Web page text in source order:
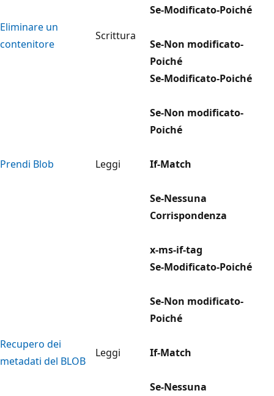
Eliminare un
contenitore
Scrittura
Se-Modificato-Poiché
Se-Non modificato-
Poiché
Prendi Blob Leggi
Se-Modificato-Poiché
Se-Non modificato-
Poiché
If-Match
Se-Nessuna
Corrispondenza
x-ms-if-tag
Recupero dei
metadati del BLOB
Leggi
Se-Modificato-Poiché
Se-Non modificato-
Poiché
If-Match
Se-Nessuna